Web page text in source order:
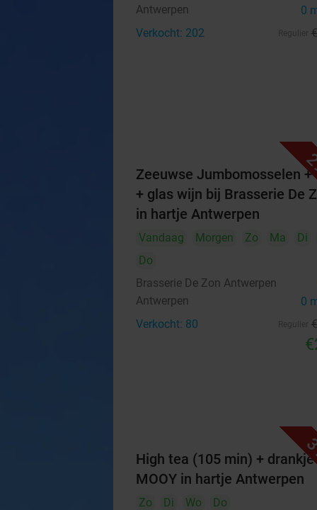
Antwerpen 0
Verkocht: 202
Zeeuwse Jumbomosselen
+ glas wijn bij Brasserie De
in hartje Antwerpen
Vandaag Morgen Zo Ma Di
Do
Brasserie De Zon Antwerpen
Antwerpen 0
Verkocht: 80
High tea (105 min) +
MOOY in hartje Antwerpen
Zo Di Wo
Do